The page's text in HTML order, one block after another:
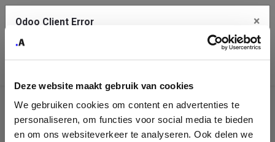
Deze website maakt gebruik van cookies
We gebruiken cookies om content en advertenties te
personaliseren, om functies voor social media te bieden
en om ons websiteverkeer te analyseren. Ook delen we
Company
Identification
Odoo Client Error ×
service.